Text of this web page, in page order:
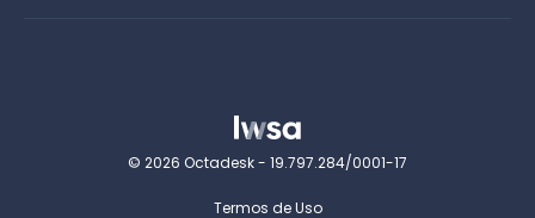
© 2026 Octadesk - 19.797.284/0001-17
Termos de Uso